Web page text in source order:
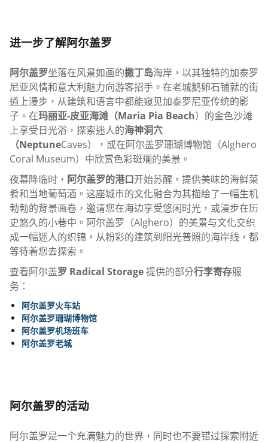
进一步了解阿尔盖罗
阿尔盖罗坐落在风景如画的撒丁岛海岸，以其独特的加泰罗
尼亚风情和意大利魅力向游客招手。在老城鹅卵石铺就的街
道上漫步，从建筑和语言中都能窥见加泰罗尼亚传统的影
子。在玛丽亚-皮亚海滩（Maria Pia Beach）的金色沙滩
上享受日光浴，探索迷人的海神洞穴
（NeptuneCaves），或在阿尔盖罗珊瑚博物馆（Alghero
Coral Museum）中欣赏色彩斑斓的美景。
夜幕降临时， 阿尔盖罗的港口开始苏醒，提供美味的海鲜菜
肴和当地葡萄酒。这座城市的文化融合为其描绘了一幅生机
勃勃的背景画卷，邀请您在海边享受悠闲时光，或漫步在历
史悠久的小巷中。阿尔盖罗（Alghero）的美景与文化交织
成一幅迷人的织锦，从粉彩的建筑到阳光普照的海岸线，都
等待着您去探索。
查看阿尔盖罗 Radical Storage提供的部分行李寄存服
务：
阿尔盖罗火车站
阿尔盖罗珊瑚博物馆
阿尔盖罗机场班车
阿尔盖罗老城
阿尔盖罗的活动
阿尔盖罗是一个充满魅力的世界，同时也不要错过探索附近